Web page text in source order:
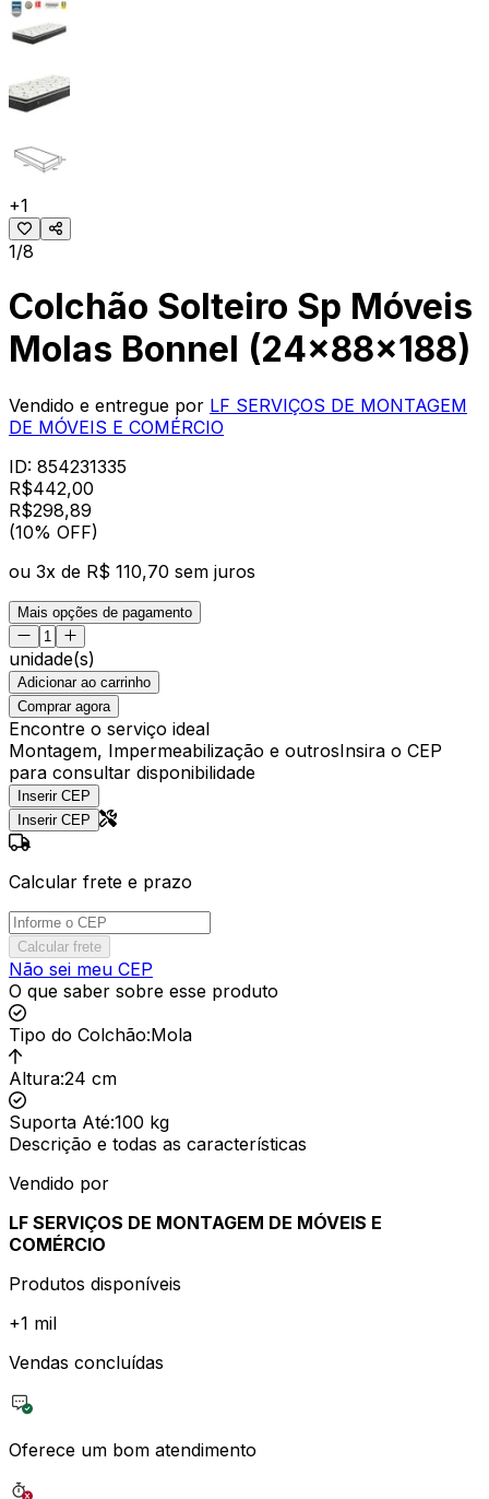
+1
1/8
Colchão Solteiro Sp Móveis
Molas Bonnel (24x88x188)
Vendido e entregue por LF SERVIÇOS DE MONTAGEM
DE MÓVEIS E COMÉRCIO
ID: 854231335
R$442,00
R$298,89
(10% OFF)
ou 3x de R$ 110,70 sem juros
Mais opções de pagamento
unidade(s)
Adicionar ao carrinho
Comprar agora
Encontre o serviço ideal
Montagem, Impermeabilização e outrosInsira o CEP
para consultar disponibilidade
Inserir CEP
Inserir CEP
Calcular frete e prazo
Calcular frete
Não sei meu CEP
O que saber sobre esse produto
Tipo do Colchão:Mola
Altura:24 cm
Suporta Até:100 kg
Descrição e todas as características
Vendido por
LF SERVIÇOS DE MONTAGEM DE MÓVEIS E
COMÉRCIO
Produtos disponíveis
+1 mil
Vendas concluídas
Oferece um bom atendimento